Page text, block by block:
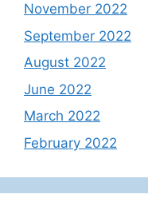
November 2022
September 2022
August 2022
June 2022
March 2022
February 2022